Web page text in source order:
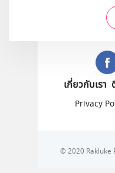
เกี่ยวกับเรา
Privacy
© 2020 Rakluke